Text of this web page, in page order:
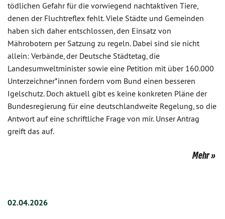
tödlichen Gefahr für die vorwiegend nachtaktiven Tiere,
denen der Fluchtreflex fehlt. Viele Städte und Gemeinden
haben sich daher entschlossen, den Einsatz von
Mährobotern per Satzung zu regeln. Dabei sind sie nicht
allein: Verbände, der Deutsche Städtetag, die
Landesumweltminister sowie eine Petition mit über 160.000
Unterzeichner*innen fordern vom Bund einen besseren
Igelschutz. Doch aktuell gibt es keine konkreten Pläne der
Bundesregierung für eine deutschlandweite Regelung, so die
Antwort auf eine schriftliche Frage von mir. Unser Antrag
greift das auf.
Mehr
02.04.2026